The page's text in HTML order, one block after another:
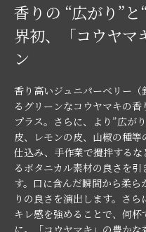
香りの “広がり”
界初、「コウヤマ
ン
香り高いジュニパーベリー
るグリーンなコウヤマキの
プラス。さらに、より”広が
皮、レモンの皮、山椒の種
仕込み、手作業で攪拌する
るボタニカル素材の良さを
す。口に含んだ瞬間から柔
りの良さを演出します。さ
キレ感を強めることで、何